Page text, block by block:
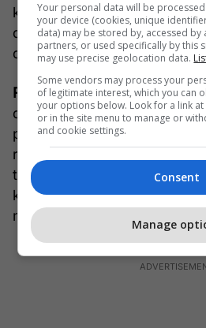
karrierën e tyre të lojërave
drejtpërdrejtë dhe praninë e
që shton stresin.
Roli i Organizatave dhe "Riot
që organizatat sportive
proaktive për të siguruar që
ruajnë profesionalizmin? A
të zbatojë ndëshkime më të
konsiderohen të
mbeten në qendër për
Your personal data will be
your device (cookies, unique
data) may be stored by, accessed by
partners, or used specifically by this
may use precise geolocation data.
Some vendors may process your
of legitimate interest, which you can
your options below. Look for a link
or in the site menu to manage or
and cookie settings.
Consent
Manage